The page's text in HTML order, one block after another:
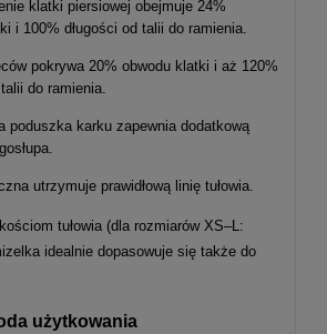
klatki piersiowej obejmuje 24%
i 100% długości od talii do ramienia.
pokrywa 20% obwodu klatki i aż 120%
do ramienia.
poduszka karku zapewnia dodatkową
utrzymuje prawidłową linię tułowia.
tułowia (dla rozmiarów XS–L:
idealnie dopasowuje się także do
użytkowania